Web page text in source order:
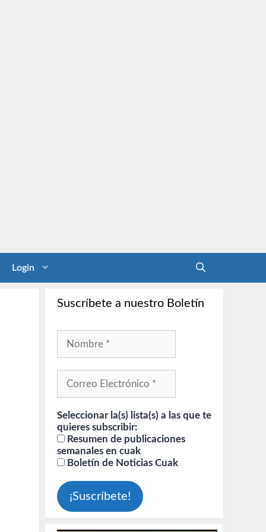
Login
Suscríbete a nuestro Boletín
Seleccionar la(s) lista(s) a las que te
quieres subscribir:
Resumen de publicaciones
semanales en cuak
Boletín de Noticias Cuak